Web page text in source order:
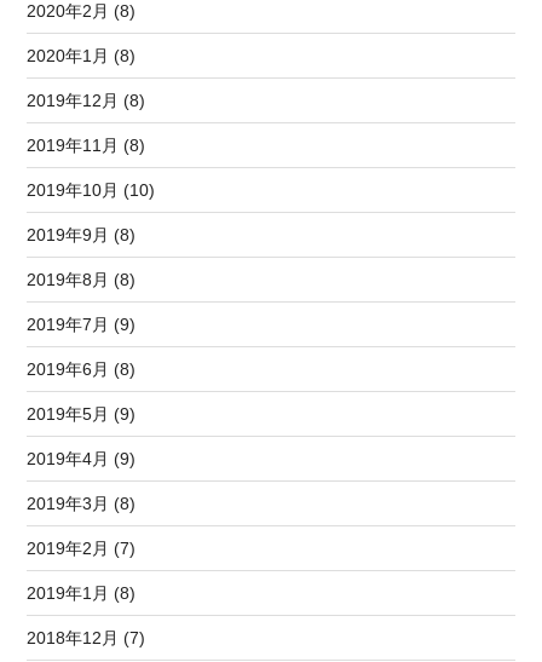
2020年2月 (8)
2020年1月 (8)
2019年12月 (8)
2019年11月 (8)
2019年10月 (10)
2019年9月 (8)
2019年8月 (8)
2019年7月 (9)
2019年6月 (8)
2019年5月 (9)
2019年4月 (9)
2019年3月 (8)
2019年2月 (7)
2019年1月 (8)
2018年12月 (7)